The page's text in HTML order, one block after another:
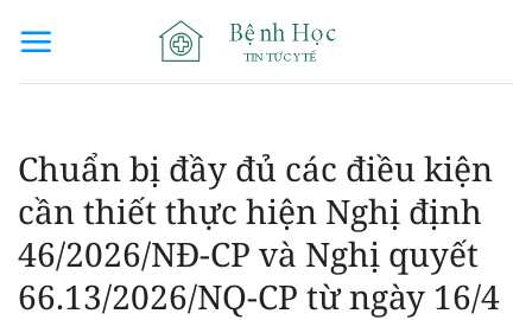
qua
Chuẩn bị đầy đủ các điều kiện
cần thiết thực hiện Nghị định
46/2026/NĐ-CP và Nghị quyết
66.13/2026/NQ-CP từ ngày 16/4